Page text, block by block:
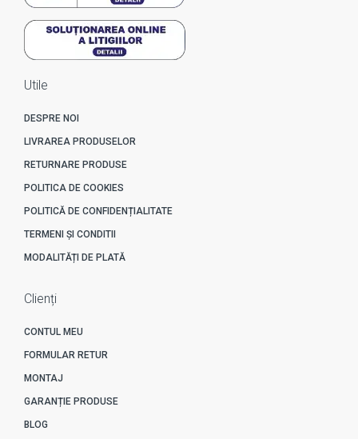
Utile
DESPRE NOI
LIVRAREA PRODUSELOR
RETURNARE PRODUSE
POLITICA DE COOKIES
POLITICĂ DE CONFIDENȚIALITATE
TERMENI ȘI CONDITII
MODALITĂȚI DE PLATĂ
Clienți
CONTUL MEU
FORMULAR RETUR
MONTAJ
GARANȚIE PRODUSE
BLOG